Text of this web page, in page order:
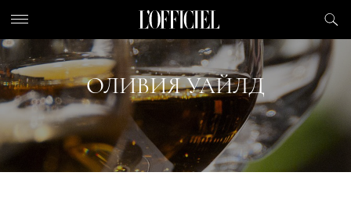
ОЛИВИЯ УАЙЛД